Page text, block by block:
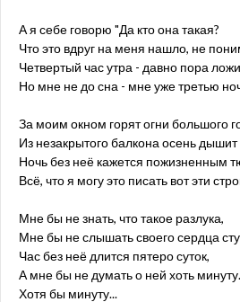
А я себе говорю "Да кто она такая?
Что это вдруг на меня нашло, не
Четвертый час утра - давно пора
Но мне не до сна - мне уже третью
За моим окном горят огни большого
Из незакрытого балкона осень
Ночь без неё кажется пожизненным
Всё, что я могу это писать вот эти
Мне бы не знать, что такое разлука,
Мне бы не слышать своего сердца
Час без неё длится пятеро суток,
А мне бы не думать о ней хоть
Хотя бы минуту...